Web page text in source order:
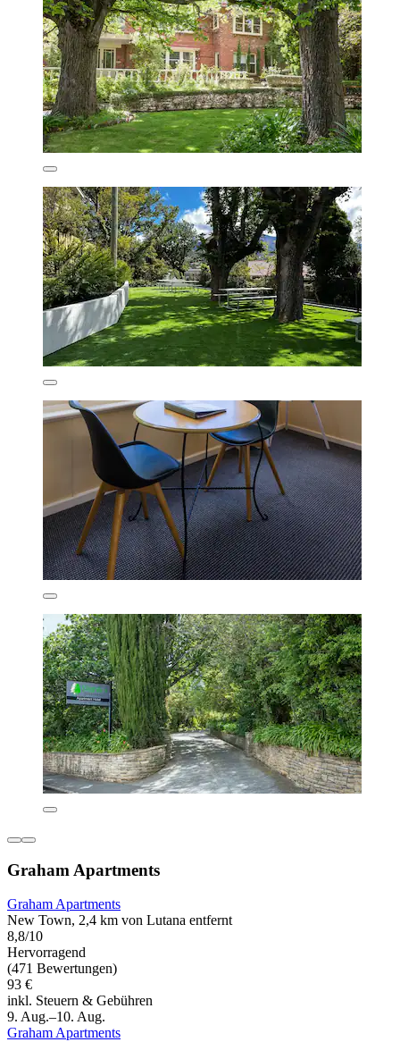
Graham Apartments
Graham Apartments
New Town, 2,4 km von Lutana entfernt
8,8/10
Hervorragend
(471 Bewertungen)
93 €
inkl. Steuern & Gebühren
9. Aug.–10. Aug.
Graham Apartments